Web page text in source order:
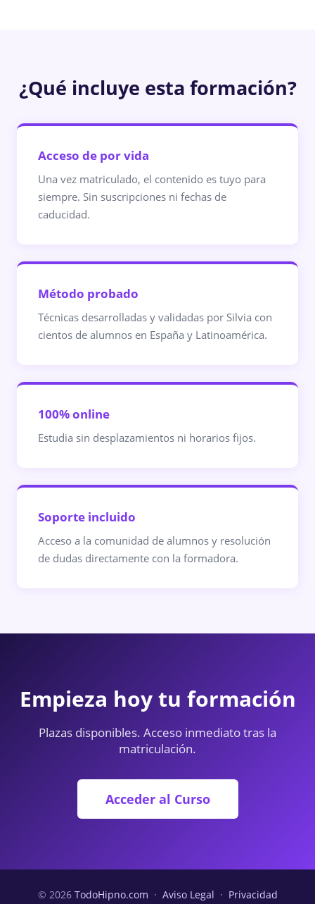
¿Qué incluye esta formación?
Acceso de por vida
Una vez matriculado, el contenido es tuyo para
siempre. Sin suscripciones ni fechas de
caducidad.
Método probado
Técnicas desarrolladas y validadas por Silvia con
cientos de alumnos en España y Latinoamérica.
100% online
Estudia sin desplazamientos ni horarios fijos.
Soporte incluido
Acceso a la comunidad de alumnos y resolución
de dudas directamente con la formadora.
Empieza hoy tu formación
Plazas disponibles. Acceso inmediato tras la
matriculación.
Acceder al Curso
© 2026 TodoHipno.com · Aviso Legal · Privacidad